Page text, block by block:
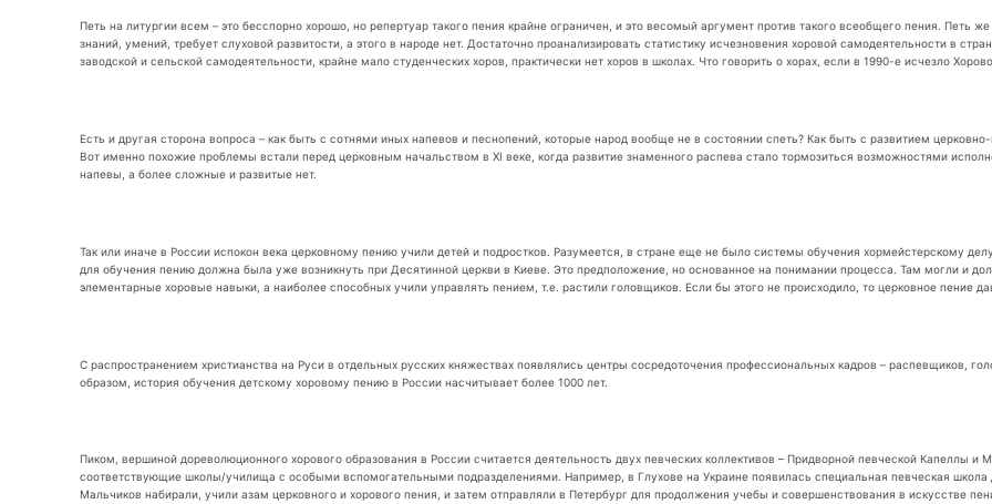
Петь на литургии всем – это бесспорно хорошо, но репертуар такого пения крайне ограничен, и это весомый аргумент против такого всеобщего пения.
знаний, умений, требует слуховой развитости, а этого в народе нет. Достаточно проанализировать статистику исчезновения хоровой самодеятельности в
заводской и сельской самодеятельности, крайне мало студенческих хоров, практически нет хоров в школах. Что говорить о хорах, если в 1990-е исчезло
Есть и другая сторона вопроса – как быть с сотнями иных напевов и песнопений, которые народ вообще не в состоянии спеть? Как быть с развитием
Вот именно похожие проблемы встали перед церковным начальством в XI веке, когда развитие знаменного распева стало тормозиться возможностями
напевы, а более сложные и развитые нет.
Так или иначе в России испокон века церковному пению учили детей и подростков. Разумеется, в стране еще не было системы обучения хормейстерскому
для обучения пению должна была уже возникнуть при Десятинной церкви в Киеве. Это предположение, но основанное на понимании процесса. Там могли и
элементарные хоровые навыки, а наиболее способных учили управлять пением, т.е. растили головщиков. Если бы этого не происходило, то церковное пение
С распространением христианства на Руси в отдельных русских княжествах появлялись центры сосредоточения профессиональных кадров – распевщиков,
образом, история обучения детскому хоровому пению в России насчитывает более 1000 лет.
Пиком, вершиной дореволюционного хорового образования в России считается деятельность двух певческих коллективов – Придворной певческой Капеллы и
соответствующие школы/училища с особыми вспомогательными подразделениями. Например, в Глухове на Украине появилась специальная певческая школа
Мальчиков набирали, учили азам церковного и хорового пения, и затем отправляли в Петербург для продолжения учебы и совершенствования в искусстве